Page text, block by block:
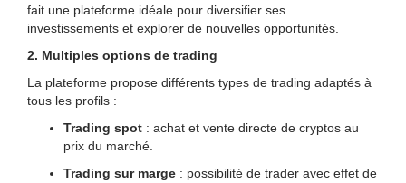
fait une plateforme idéale pour diversifier ses
investissements et explorer de nouvelles opportunités.
2. Multiples options de trading
La plateforme propose différents types de trading adaptés à
tous les profils :
Trading spot : achat et vente directe de cryptos au
prix du marché.
Trading sur marge : possibilité de trader avec effet de